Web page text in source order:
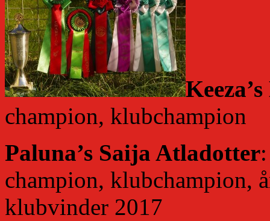
champion, klubchampion
Paluna’s Saija Atladotter
champion, klubchampion,
klubvinder 2017